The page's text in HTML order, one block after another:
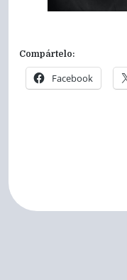
Compártelo:
Facebook